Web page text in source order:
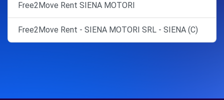
Free2Move Rent SIENA MOTORI
Free2Move Rent - SIENA MOTORI SRL - SIENA (C)